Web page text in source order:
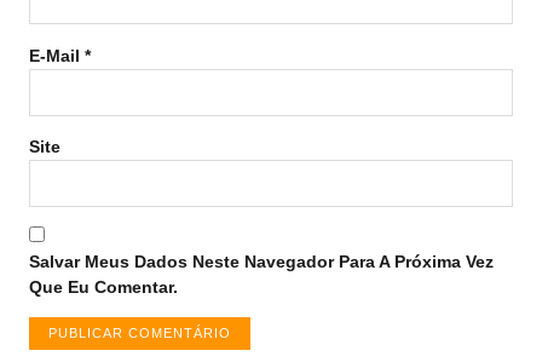
E-Mail *
Site
Salvar Meus Dados Neste Navegador Para A Próxima Vez
Que Eu Comentar.